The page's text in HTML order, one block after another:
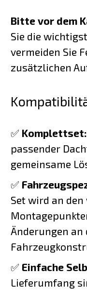
Bitte vor dem
Sie die
vermeiden Sie
zusätzlichen
✅ Komplettset:
passender
gemeinsame
✅
Set wird an den
Änderungen an
✅ Einfache
Lieferumfang